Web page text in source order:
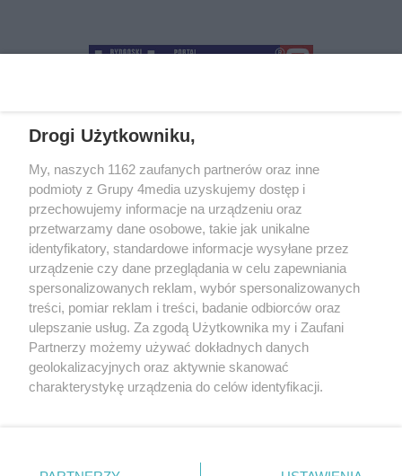
+48 52 5812666
O nas Reklama Regulamin
Kontakt
Wydarzenia
Ogłoszenia Katalog firm
Zapisz się do newslettera
Dołącz do grona ludzi najlepiej poinformowanych!
Zapisz się »
Drogi Użytkowniku,
My, naszych 1162 zaufanych partnerów oraz inne
podmioty z Grupy 4media uzyskujemy dostęp i
przechowujemy informacje na urządzeniu oraz
przetwarzamy dane osobowe, takie jak unikalne
identyfikatory, standardowe informacje wysyłane przez
urządzenie czy dane przeglądania w celu zapewniania
spersonalizowanych reklam, wybór spersonalizowanych
treści, pomiar reklam i treści, badanie odbiorców oraz
ulepszanie usług. Za zgodą Użytkownika my i Zaufani
Partnerzy możemy używać dokładnych danych
geolokalizacyjnych oraz aktywnie skanować
charakterystykę urządzenia do celów identyfikacji.
zmienić/wycofać klikając przycisk ustawień prywatności